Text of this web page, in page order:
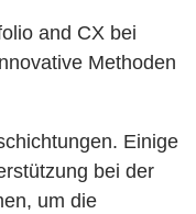
and CX bei
Methoden
Einige
bei der
um die